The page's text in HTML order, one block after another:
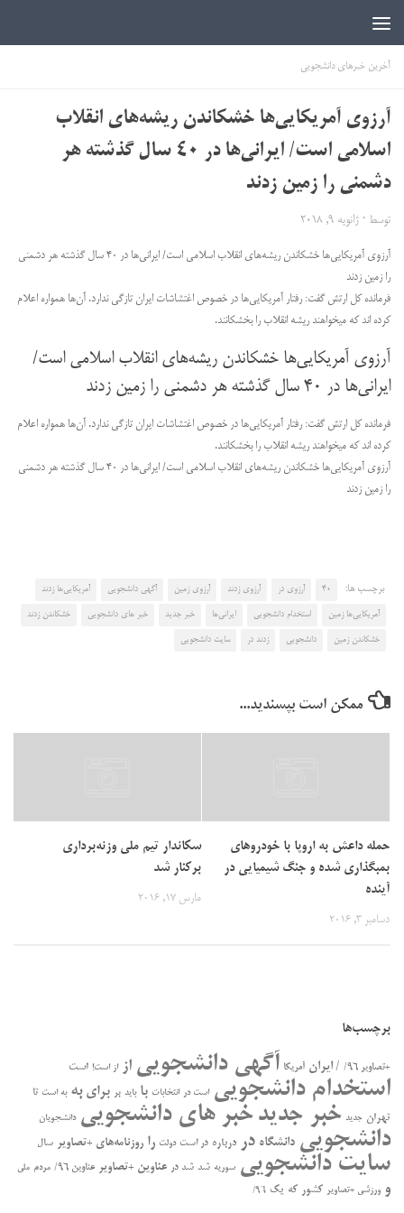
آخرین خبرهای دانشجویی
آرزوی آمریکایی‌ها خشکاندن ریشه‌های انقلاب
اسلامی است/ ایرانی‌ها در ۴۰ سال گذشته هر
دشمنی را زمین زدند
توسط · ژانویه 9, 2018
آرزوی آمریکایی‌ها خشکاندن ریشه‌های انقلاب اسلامی است/ ایرانی‌ها در ۴۰ سال گذشته هر دشمنی
را زمین زدند
فرمانده کل ارتش گفت: رفتار آمریکایی‌ها در خصوص اغتشاشات ایران تازگی ندارد. آن‌ها همواره اعلام
کرده اند که میخواهند ریشه انقلاب را بخشکانند.
آرزوی آمریکایی‌ها خشکاندن ریشه‌های انقلاب اسلامی است/
ایرانی‌ها در ۴۰ سال گذشته هر دشمنی را زمین زدند
فرمانده کل ارتش گفت: رفتار آمریکایی‌ها در خصوص اغتشاشات ایران تازگی ندارد. آن‌ها همواره اعلام
کرده اند که میخواهند ریشه انقلاب را بخشکانند.
آرزوی آمریکایی‌ها خشکاندن ریشه‌های انقلاب اسلامی است/ ایرانی‌ها در ۴۰ سال گذشته هر دشمنی
را زمین زدند
برچسب ها: 40 آرزوی در آرزوی زدند آرزوی زمین آگهی دانشجویی آمریکایی‌ها زدند
آمریکایی‌ها زمین استخدام دانشجویی ایرانی‌ها خبر جدید خبر های دانشجویی خشکاندن زدند
خشکاندن زمین دانشجویی زدند در سایت دانشجویی
ممکن است بپسندید...
حمله داعش به اروپا با خودروهای
بمبگذاری شده و جنگ شیمیایی در
آینده
دسامبر 3, 2016
سکاندار تیم ملی وزنه‌برداری
برکنار شد
مارس 17, 2016
برچسب‌ها
+تصاویر ۹۶/ / ایران آمریکا آگهی دانشجویی از از است! است
استخدام دانشجویی است در انتخابات با باید بر برای به به است تا
تهران جدید خبر جدید خبر های دانشجویی دانشجویان
دانشجویی دانشگاه در درباره در ﺍﺳﺖ دولت را روزنامه‌های +تصاویر سال
سایت دانشجویی سوریه شد شد در عناوین +تصاویر عناوین ۹۶/ مردم ملی
و ورزشی +تصاویر کشور که یک ۹۶/